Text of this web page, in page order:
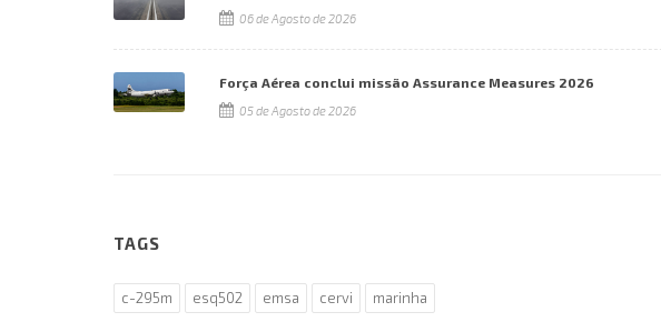
06 de Agosto de 2026
Força Aérea conclui missão Assurance Measures 2026
05 de Agosto de 2026
TAGS
c-295m esq502 emsa cervi marinha